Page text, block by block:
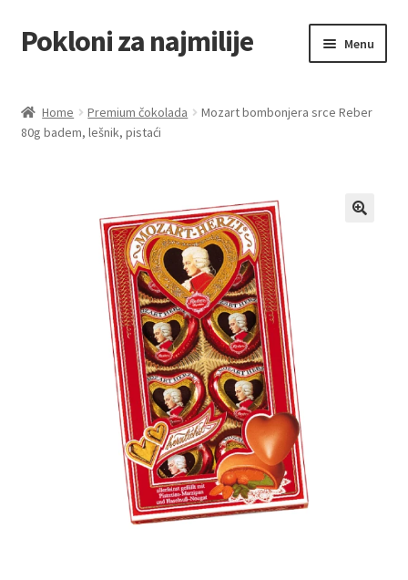
Skip
to
Skip
to
Pokloni za najmilije Menu
Akcija za dan zaljubljenih
Home Premium čokolada
Mozart bombonjera srce Reber
80g badem, lešnik, pistaći